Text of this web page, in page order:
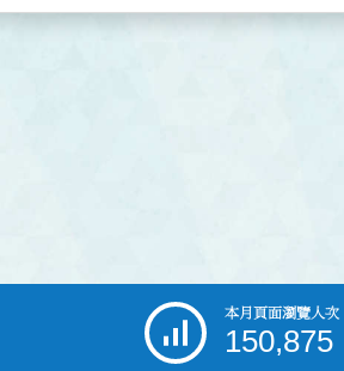
本月頁面瀏覽人次
150,875